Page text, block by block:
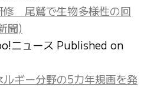
修 尾鷲で生物多様性の回
聞)
ニュース Published on
ギー分野の5カ年規画を発